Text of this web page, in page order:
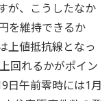
が、こうしたなか
を維持できるか
上値抵抗線となっ
回れるかがポイン
日午前零時には1月